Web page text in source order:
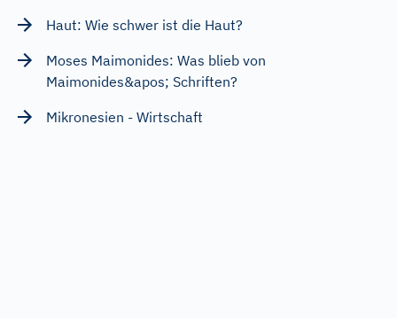
Haut: Wie schwer ist die Haut?
Moses Maimonides: Was blieb von
Maimonides&apos; Schriften?
Mikronesien - Wirtschaft